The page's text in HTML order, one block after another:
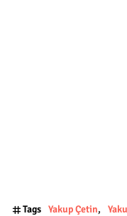
Tags Yakup Çetin